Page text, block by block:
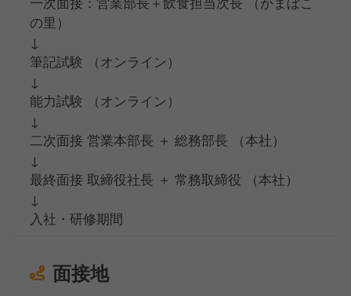
の里）
↓
筆記試験 （オンライン）
↓
能力試験 （オンライン）
↓
二次面接 営業本部長 ＋ 総務部長 （本社）
↓
最終面接 取締役社長 ＋ 常務取締役 （本社）
↓
入社・研修期間
面接地